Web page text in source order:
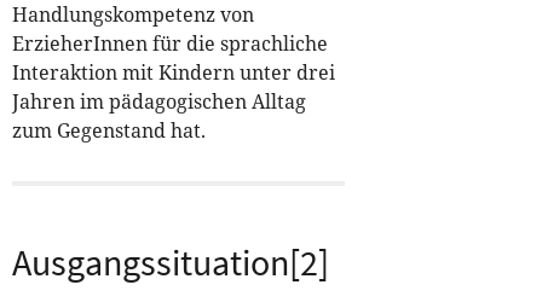
Handlungskompetenz von
ErzieherInnen für die sprachliche
Interaktion mit Kindern unter drei
Jahren im pädagogischen Alltag
zum Gegenstand hat.
Ausgangssituation[2]